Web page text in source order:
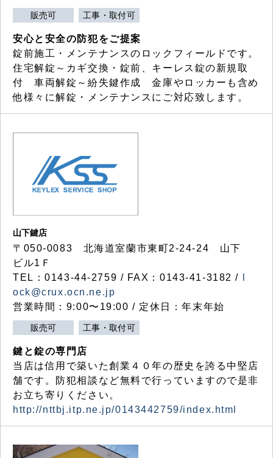
販売可 工事・取付可
安心と安全の防犯をご提案
錠前施工・メンテナンスのロックフィールドです。
住宅解錠～カギ交換・錠前、キーレス錠の新規取
付 車両解錠～紛失鍵作成 金庫やロッカーも含め
他様々に解錠・メンテナンスにご対応致します。
山下鍵店
〒050-0083 北海道室蘭市東町2-24-24 山下
ビル1Ｆ
TEL：0143-44-2759 / FAX：0143-41-3182 /
ock@crux.ocn.ne.jp
営業時間：9:00〜19:00 / 定休日：年末年始
販売可 工事・取付可
鍵と錠の専門店
当店は信用で築いた創業４０年の歴史を誇る中堅店
舗です。防犯相談など無料で行っていますので是非
お立ち寄りください。
http://nttbj.itp.ne.jp/0143442759/index.html